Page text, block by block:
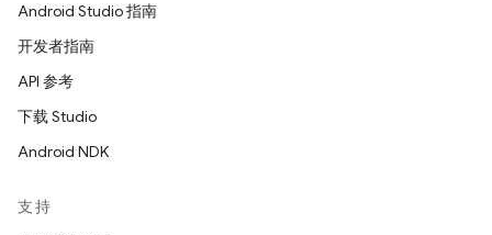
Android Studio 指南
开发者指南
API 参考
下载 Studio
Android NDK
支持